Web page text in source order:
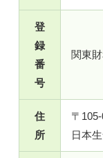
登
録
番
号
関東
住
所
〒
日本